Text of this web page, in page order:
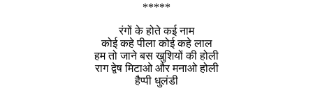
*****
रंगों के होते कई नाम
कोई कहे पीला कोई कहे लाल
हम तो जाने बस खुशियों की होली
राग द्वेष मिटाओ और मनाओ होली
हैप्पी धुलंडी